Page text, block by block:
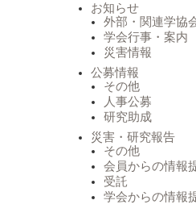
お知らせ
外部・関連学協
学会行事・案内
災害情報
公募情報
その他
人事公募
研究助成
災害・研究報告
その他
会員からの情報
受託
学会からの情報